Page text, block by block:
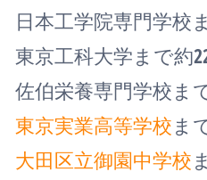
日本工学院専門学校
東京工科大学まで約
佐伯栄養専門学校ま
東京実業高等学校ま
大田区立御園中学校